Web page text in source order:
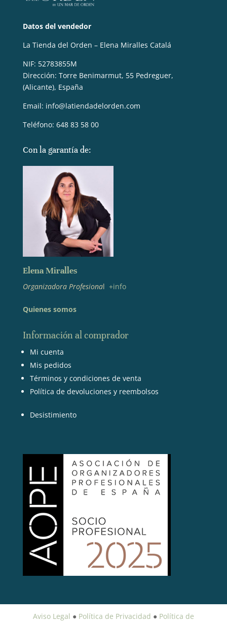
Datos del vendedor
La Tienda del Orden – Elena Miralles Catalá
NIF: 52783855M
Dirección: Torre Benimarmut, 55 Pedreguer,
(Alicante), España
Email: info@latiendadelorden.com
Teléfono: 648 83 58 00
Con la garantía de:
Elena Miralles
Organizadora Profesional +info
Quienes somos
Información al comprador
Mi cuenta
Mis pedidos
Términos y condiciones de venta
Política de devoluciones y reembolsos
Desistimiento
Aviso Legal ● Política de Privacidad ● Política de